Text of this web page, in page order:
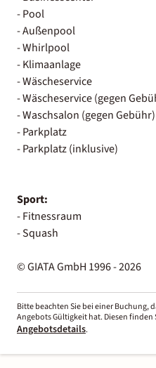
- Pool
- Außenpool
- Whirlpool
- Klimaanlage
- Wäscheservice
- Wäscheservice (gegen
- Waschsalon (gegen Gebühr)
- Parkplatz
- Parkplatz (inklusive)
Sport:
- Fitnessraum
- Squash
© GIATA GmbH 1996 - 2026
Bitte beachten Sie bei einer Buchung,
Angebots Gültigkeit hat. Diesen finden
Angebotsdetails.